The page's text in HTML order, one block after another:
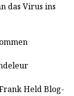
das Virus ins
Held Blog-